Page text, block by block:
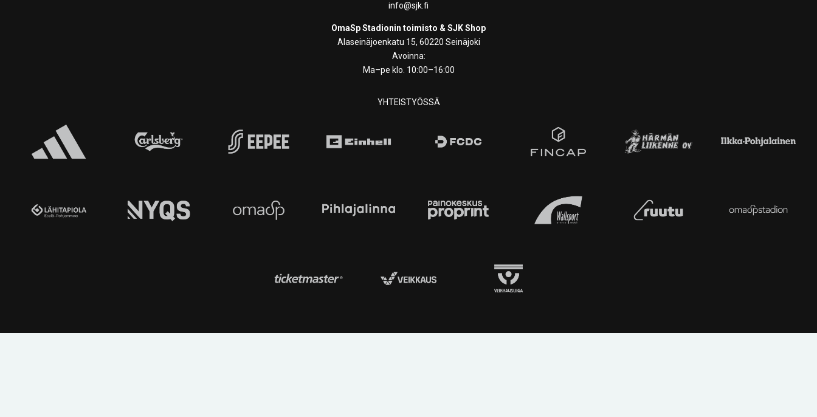
info@sjk.fi
OmaSp Stadionin toimisto & SJK Shop
Alaseinäjoenkatu 15, 60220 Seinäjoki
Avoinna:
Ma–pe klo. 10:00–16:00
YHTEISTYÖSSÄ